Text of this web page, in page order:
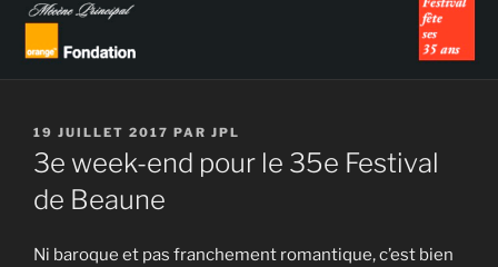
PUBLIÉ
LE
19 JUILLET 2017 PAR JPL
3e week-end pour le 35e Festival
de Beaune
Ni baroque et pas franchement romantique, c’est bien